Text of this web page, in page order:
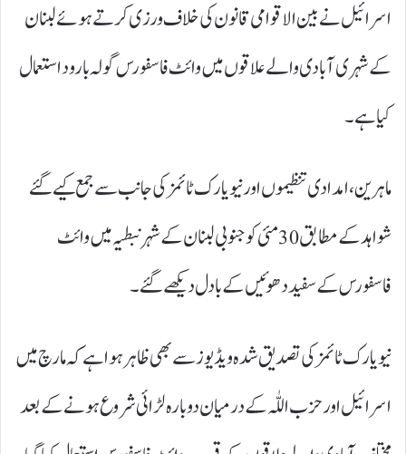
اسرائیل نے بین الاقوامی قانون کی خلاف ورزی کرتے ہوئے لبنان
کے شہری آبادی والے علاقوں میں وائٹ فاسفورس گولہ بارود استعمال
کیا ہے۔
ماہرین، امدادی تنظیموں اور نیویارک ٹائمز کی جانب سے جمع کیے گئے
شواہد کے مطابق 30 مئی کو جنوبی لبنان کے شہر نبطیہ میں وائٹ
فاسفورس کے سفید دھوئیں کے بادل دیکھے گئے۔
نیویارک ٹائمز کی تصدیق شدہ ویڈیوز سے بھی ظاہر ہوا ہے کہ مارچ میں
اسرائیل اور حزب اللّٰہ کے درمیان دوبارہ لڑائی شروع ہونے کے بعد